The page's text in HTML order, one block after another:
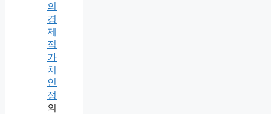
의
경
제
적
가
치
인
정
의